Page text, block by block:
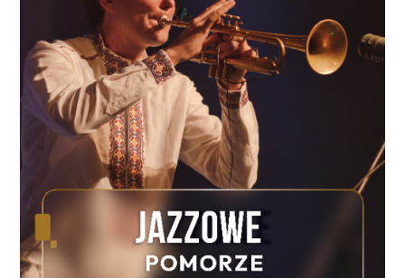
zdrowie i jakość życia. W czasach, gdy mieszkańcy
coraz częściej pytają o koszenie trawników, sadzenie
drzew czy betonowanie przestrzeni, liczby
dotyczące zieleni powinny być traktowane nie jako
ozdobnik w strategii, ale jako jeden z największych
miejskich kapitałów. Motoryzacja? Tu Koszalin
przeszedł sporą zmianę. W 2026 roku
zarejestrowanych jest 63 551 samochodów
osobowych oraz 9539 pojazdów ciężarowych. W 2015
roku samochodów osobowych było 49 405. To
wzrost o ponad 14 tysięcy aut osobowych w ciągu
dekady. Co ciekawe, samochodów ciężarowych jest